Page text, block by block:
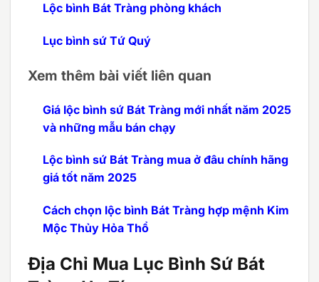
Lộc bình Bát Tràng phòng khách
Lục bình sứ Tứ Quý
Xem thêm bài viết liên quan
Giá lộc bình sứ Bát Tràng mới nhất năm 2025
và những mẫu bán chạy
Lộc bình sứ Bát Tràng mua ở đâu chính hãng
giá tốt năm 2025
Cách chọn lộc bình Bát Tràng hợp mệnh Kim
Mộc Thủy Hỏa Thổ
Địa Chỉ Mua Lục Bình Sứ Bát